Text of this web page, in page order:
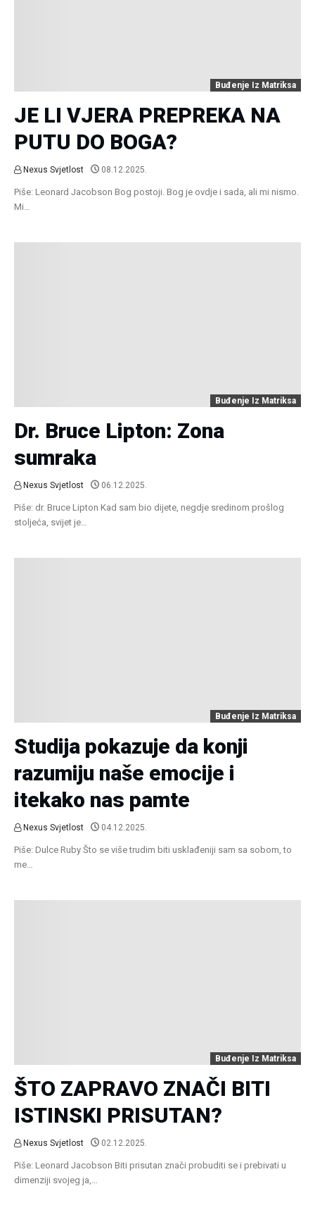
Buđenje Iz Matriksa
JE LI VJERA PREPREKA NA
PUTU DO BOGA?
Nexus Svjetlost 08.12.2025.
Piše: Leonard Jacobson Bog postoji. Bog je ovdje i sada, ali mi nismo.
Mi…
Buđenje Iz Matriksa
Dr. Bruce Lipton: Zona
sumraka
Nexus Svjetlost 06.12.2025.
Piše: dr. Bruce Lipton Kad sam bio dijete, negdje sredinom prošlog
stoljeća, svijet je…
Buđenje Iz Matriksa
Studija pokazuje da konji
razumiju naše emocije i
itekako nas pamte
Nexus Svjetlost 04.12.2025.
Piše: Dulce Ruby Što se više trudim biti usklađeniji sam sa sobom, to
me…
Buđenje Iz Matriksa
ŠTO ZAPRAVO ZNAČI BITI
ISTINSKI PRISUTAN?
Nexus Svjetlost 02.12.2025.
Piše: Leonard Jacobson Biti prisutan znači probuditi se i prebivati u
dimenziji svojeg ja,…